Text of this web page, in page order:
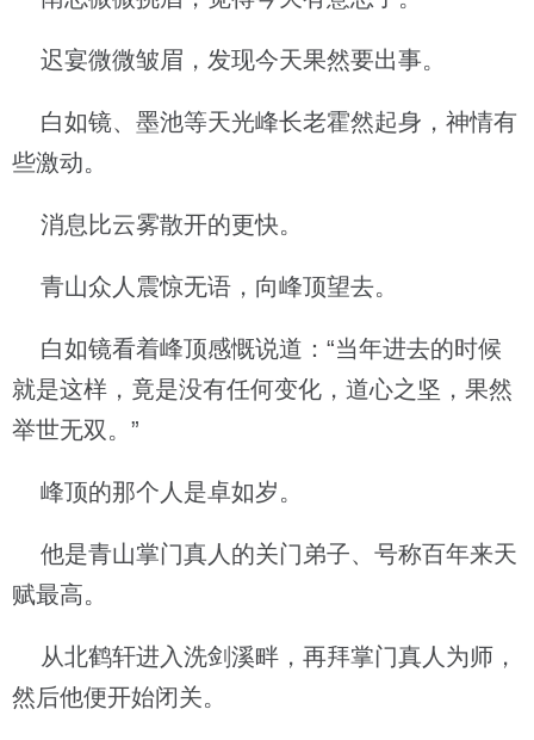
迟宴微微皱眉，发现今天果然要出事。
白如镜、墨池等天光峰长老霍然起身，神情有
些激动。
消息比云雾散开的更快。
青山众人震惊无语，向峰顶望去。
白如镜看着峰顶感慨说道：“当年进去的时候
就是这样，竟是没有任何变化，道心之坚，果然
举世无双。”
峰顶的那个人是卓如岁。
他是青山掌门真人的关门弟子、号称百年来天
赋最高。
从北鹤轩进入洗剑溪畔，再拜掌门真人为师，
然后他便开始闭关。